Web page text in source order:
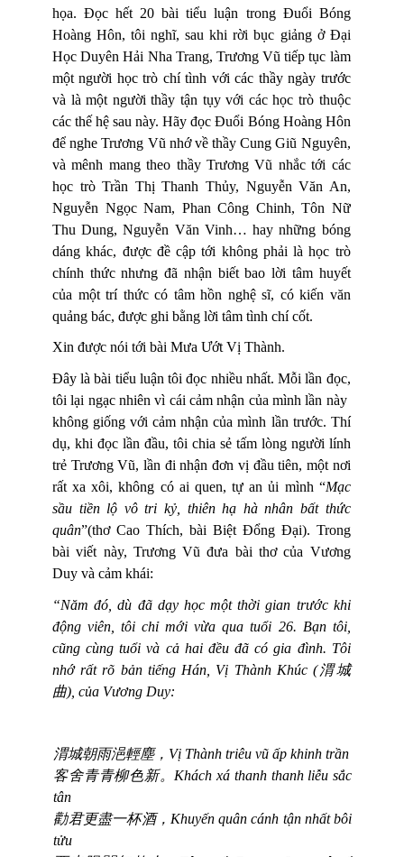
họa. Đọc hết 20 bài tiểu luận trong Đuổi Bóng
Hoàng Hôn, tôi nghĩ, sau khi rời bục giảng ở Đại
Học Duyên Hải Nha Trang, Trương Vũ tiếp tục làm
một người học trò chí tình với các thầy ngày trước
và là một người thầy tận tụy với các học trò thuộc
các thế hệ sau này. Hãy đọc Đuổi Bóng Hoàng Hôn
để nghe Trương Vũ nhớ về thầy Cung Giũ Nguyên,
và mênh mang theo thầy Trương Vũ nhắc tới các
học trò Trần Thị Thanh Thủy, Nguyễn Văn An,
Nguyễn Ngọc Nam, Phan Công Chinh, Tôn Nữ
Thu Dung, Nguyễn Văn Vinh… hay những bóng
dáng khác, được đề cập tới không phải là học trò
chính thức nhưng đã nhận biết bao lời tâm huyết
của một trí thức có tâm hồn nghệ sĩ, có kiến văn
quảng bác, được ghi bằng lời tâm tình chí cốt.
Xin được nói tới bài Mưa Ướt Vị Thành.
Đây là bài tiểu luận tôi đọc nhiều nhất. Mỗi lần đọc,
tôi lại ngạc nhiên vì cái cảm nhận của mình lần này
không giống với cảm nhận của mình lần trước. Thí
dụ, khi đọc lần đầu, tôi chia sẻ tấm lòng người lính
trẻ Trương Vũ, lần đi nhận đơn vị đầu tiên, một nơi
rất xa xôi, không có ai quen, tự an ủi mình “Mạc
sầu tiền lộ vô tri kỷ, thiên hạ hà nhân bất thức
quân”(thơ Cao Thích, bài Biệt Đổng Đại). Trong
bài viết này, Trương Vũ đưa bài thơ của Vương
Duy và cảm khái:
“Năm đó, dù đã dạy học một thời gian trước khi
động viên, tôi chỉ mới vừa qua tuổi 26. Bạn tôi,
cũng cùng tuổi và cả hai đều đã có gia đình. Tôi
nhớ rất rõ bản tiếng Hán, Vị Thành Khúc (渭城
曲), của Vương Duy:
渭城朝雨浥輕塵， Vị Thành triêu vũ ấp khinh trần
客舍青青柳色新。 Khách xá thanh thanh liễu sắc
tân
勸君更盡一杯酒， Khuyến quân cánh tận nhất bôi
tửu